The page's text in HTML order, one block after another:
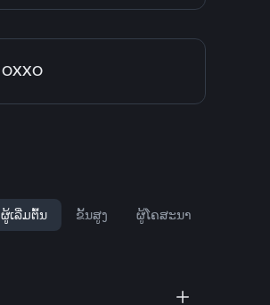
OXXO
ຜູ້ເລີ່ມຕົ້ນ ຂັ້ນສູງ ຜູ້ໂຄສະນາ